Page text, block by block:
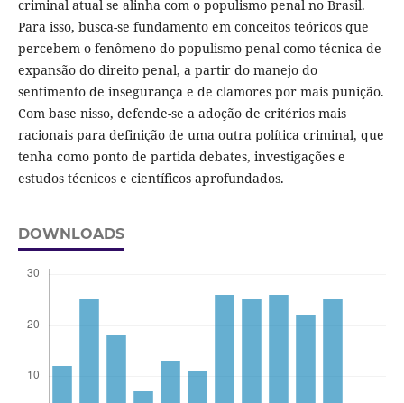
criminal atual se alinha com o populismo penal no Brasil.
Para isso, busca-se fundamento em conceitos teóricos que
percebem o fenômeno do populismo penal como técnica de
expansão do direito penal, a partir do manejo do
sentimento de insegurança e de clamores por mais punição.
Com base nisso, defende-se a adoção de critérios mais
racionais para definição de uma outra política criminal, que
tenha como ponto de partida debates, investigações e
estudos técnicos e científicos aprofundados.
DOWNLOADS